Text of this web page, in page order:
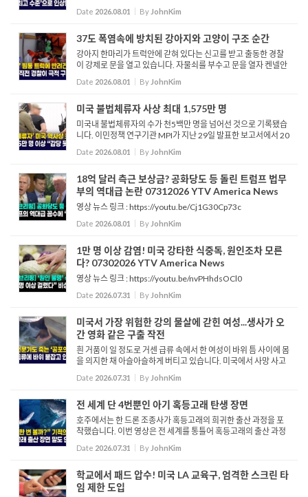
다. 이는 주 전역 최저임금 사이 가장 높은 수치이며, 연방 최저임
금인 시간당 7달러 25센트의 2배 가량에 달하는 것으로 알려졌습
Date 2026.08.01 By JohnKim
37도 폭염속에 방치된 강아지와 고양이 구조 순간
강아지 한마리가 트럭안에 갇혀 있다는 신고를 받고 출동한 경찰
이 강제로 문을 열고 있습니다. 자물쇠를 부수고 문을 열자 켄넬안
에 있는 강아지가 보입니다. 헤이, 베이비… 괜찮니? 출동한 경관
이 문을 열자 옆에는 고양이가 보입니다. 고양이도 있네...
Date 2026.08.01 By JohnKim
미국 불법체류자 사상 최대 1,575만 명
미국내 불법체류자의 수가 천5백만 명을 넘어선 것으로 기록됐습
니다. 이민정책 연구기관 MPI가 지난 29일 발표한 보고서에서 20
24년 중반 미국내에 있는 불법 체류자의 수는 모두 천 오백 칠십오
만 명으로 추산한다고 발표했습니다. 이는 2019년 이후 46%
Date 2026.08.01 By JohnKim
18억 달러 측근 보상금? 공화당도 등 돌린 트럼프 법무
부의 역대급 논란 07312026 YTV America News
영상 뉴스 링크 : https://youtu.be/Cj1G30Cp73c
Date 2026.08.01 By JohnKim
1만 명 이상 감염! 미국 강타한 식중독, 원인조차 모른
다? 07302026 YTV America News
영상 뉴스 링크 : https://youtu.be/nvPHhdsOCl0
Date 2026.07.31 By JohnKim
미국서 가장 위험한 강의 물살에 갇힌 여성...생사가 오
간 영화 같은 구출 작전
흰 거품이 일 정도로 거센 급류 속에서 한 여성이 바위 틈 사이에 몸
을 의지한 채 아슬아슬하게 버티고 있습니다. 미국에서 사망 사고
가 가장 많이 발생하는 강 중 하나인 캘리포니아주 컨 강의 거센 급
류에 한 여성이 휩쓸리자, 컨 카운티 구조대원들이 긴급 ...
Date 2026.07.31 By JohnKim
전 세계 단 4번뿐인 아기 혹등고래 탄생 장면
호주에서는 한 드론 조종사가 혹등고래의 희귀한 출산 과정을 포
착했습니다. 이번 영상은 전 세계를 통틀어 혹등고래의 출산 과정
이 온전히 기록된 단 네 번째 사례입니다. 호주 고래 구조 및 연구
단체를 위해 뉴사우스웨일스 북부 연안에서 이동 중인 혹등고...
Date 2026.07.31 By JohnKim
학교에서 패드 압수! 미국 LA 교육구, 엄격한 스크린 타
임 제한 도입